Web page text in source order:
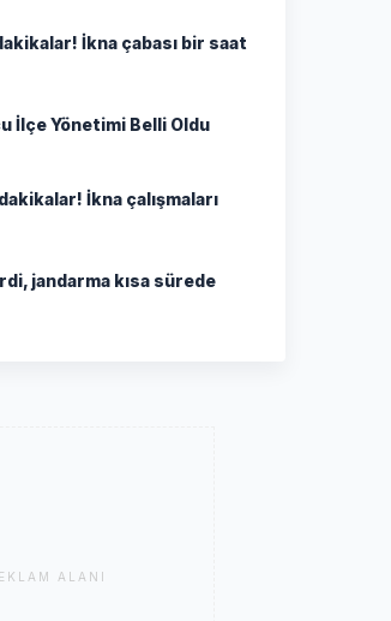
İkna çabası bir saat
İlçe Yönetimi Belli Oldu
İkna çalışmaları
jandarma kısa sürede
ALANI